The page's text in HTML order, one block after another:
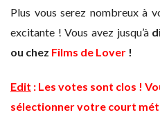
Plus vous serez nombreux à
excitante ! Vous avez jusqu’à
ou chez Films de Lover !
Edit : Les votes sont clos !
sélectionner votre court